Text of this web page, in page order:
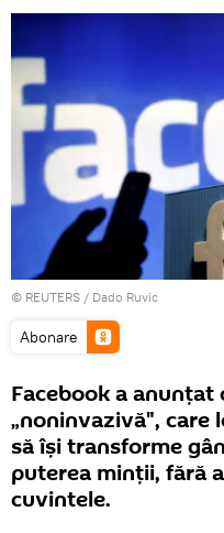
© REUTERS / Dado Ruvic
Abonare
Facebook a
„noninvazivă", care
să îşi transforme
puterea minții, fără
cuvintele.